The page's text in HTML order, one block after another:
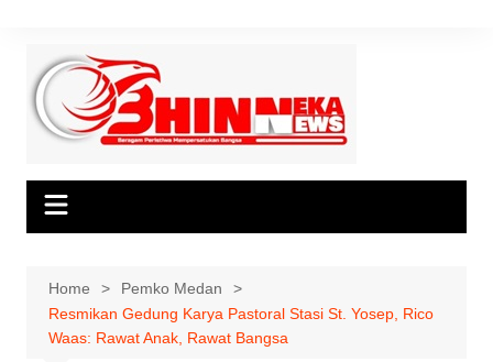
content
Home
Pemko Medan
Resmikan Gedung Karya Pastoral Stasi St. Yosep, Rico
Waas: Rawat Anak, Rawat Bangsa